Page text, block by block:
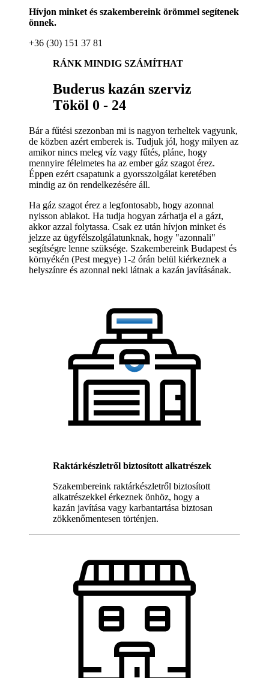
Hívjon minket és szakembereink örömmel segítenek
önnek.
+36 (30) 151 37 81
RÁNK MINDIG SZÁMÍTHAT
Buderus kazán szerviz
Tököl 0 - 24
Bár a fűtési szezonban mi is nagyon terheltek vagyunk,
de közben azért emberek is. Tudjuk jól, hogy milyen az
amikor nincs meleg víz vagy fűtés, pláne, hogy
mennyire félelmetes ha az ember gáz szagot érez.
Éppen ezért csapatunk a gyorsszolgálat keretében
mindig az ön rendelkezésére áll.
Ha gáz szagot érez a legfontosabb, hogy azonnal
nyisson ablakot. Ha tudja hogyan zárhatja el a gázt,
akkor azzal folytassa. Csak ez után hívjon minket és
jelzze az ügyfélszolgálatunknak, hogy "azonnali"
segítségre lenne szüksége. Szakembereink Budapest és
környékén (Pest megye) 1-2 órán belül kiérkeznek a
helyszínre és azonnal neki látnak a kazán javításának.
Raktárkészletről biztosított alkatrészek
Szakembereink raktárkészletről biztosított
alkatrészekkel érkeznek önhöz, hogy a
kazán javítása vagy karbantartása biztosan
zökkenőmentesen történjen.